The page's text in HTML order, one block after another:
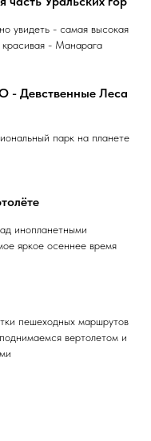
увидеть - самая высокая
- Манарага
- Девственные Леса
парк на планете
инопланетными
яркое осеннее время
пешеходных маршрутов
вертолетом и